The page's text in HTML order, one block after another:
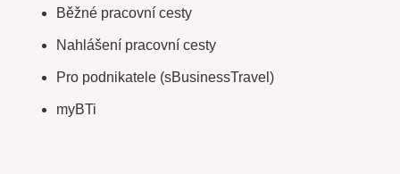
Běžné pracovní cesty
Nahlášení pracovní cesty
Pro podnikatele (sBusinessTravel)
myBTi